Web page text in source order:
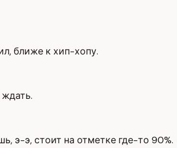
ближе к хип-хопу.
э-э, стоит на отметке где-то 90%.